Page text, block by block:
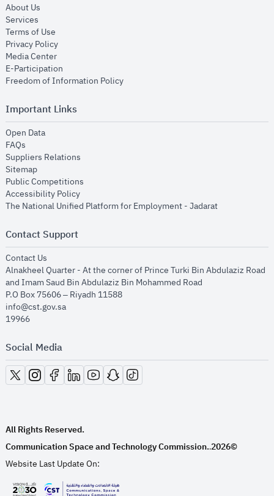
About Us
Services
Terms of Use
Privacy Policyopens in new window
Media Centeropens in new window
E-Participation
Freedom of Information Policyopens in new window
Important Links
Open Dataopens in new window
FAQs
Suppliers Relations
Sitemapopens in new window
Public Competitions
Accessibility Policyopens in new window
The National Unified Platform for Employment - Jadaratopens in new
Contact Support
Contact Us
Alnakheel Quarter - At the corner of Prince Turki Bin Abdulaziz Road
and Imam Saud Bin Abdulaziz Bin Mohammed Road​
P.O Box 75606 – Riyadh 11588
info@cst.gov.sa
19966
Social Media
opens in new window
opens in new window
opens in new window
opens in new window
opens in new window
opens in new window
opens in new window
All Rights Reserved.
Communication Space and Technology Commission..2026©
Website Last Update On: